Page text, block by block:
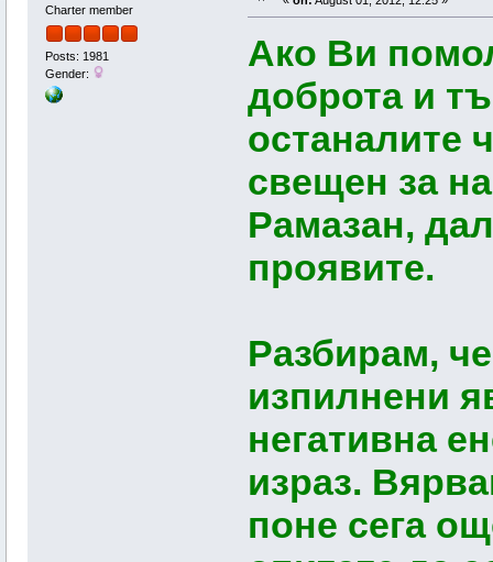
Charter member
Posts: 1981
Gender:
Ако Ви
доброта и
останалите
свещен за
Рамазан,
проявите.
Разбирам,
изпилнени
негативна
израз.
поне сега